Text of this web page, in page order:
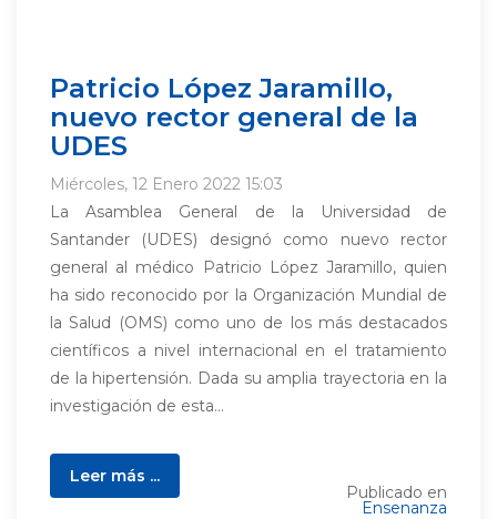
Patricio López Jaramillo,
nuevo rector general de la
UDES
Miércoles, 12 Enero 2022 15:03
La Asamblea General de la Universidad de
Santander (UDES) designó como nuevo rector
general al médico Patricio López Jaramillo, quien
ha sido reconocido por la Organización Mundial de
la Salud (OMS) como uno de los más destacados
científicos a nivel internacional en el tratamiento
de la hipertensión. Dada su amplia trayectoria en la
investigación de esta...
Leer más ...
Publicado en
Ensenanza